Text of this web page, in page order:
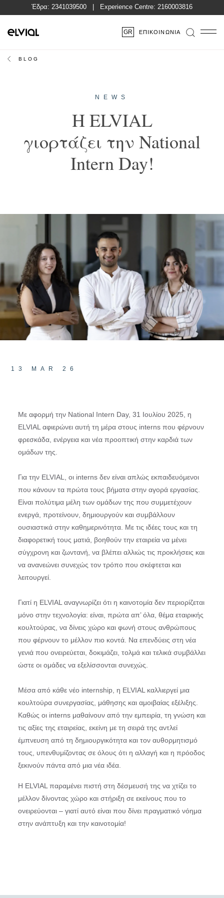
Έδρα: 2341039500 | Experience Centre: 2160003816
GR ΕΠΙΚΟΙΝΩΝΊΑ
BLOG
NEWS
H ELVIAL
γιορτάζει την National
Intern Day!
13 MAR 26
Με αφορμή την National Intern Day, 31 Ιουλίου 2025, η
ELVIAL αφιερώνει αυτή τη μέρα στους interns που φέρνουν
φρεσκάδα, ενέργεια και νέα προοπτική στην καρδιά των
ομάδων της.
Για την ELVIAL, οι interns δεν είναι απλώς εκπαιδευόμενοι
που κάνουν τα πρώτα τους βήματα στην αγορά εργασίας.
Είναι πολύτιμα μέλη των ομάδων της που συμμετέχουν
ενεργά, προτείνουν, δημιουργούν και συμβάλλουν
ουσιαστικά στην καθημερινότητα. Με τις ιδέες τους και τη
διαφορετική τους ματιά, βοηθούν την εταιρεία να μένει
σύγχρονη και ζωντανή, να βλέπει αλλιώς τις προκλήσεις και
να ανανεώνει συνεχώς τον τρόπο που σκέφτεται και
λειτουργεί.
Γιατί η ELVIAL αναγνωρίζει ότι η καινοτομία δεν περιορίζεται
μόνο στην τεχνολογία: είναι, πρώτα απ’ όλα, θέμα εταιρικής
κουλτούρας, να δίνεις χώρο και φωνή στους ανθρώπους
που φέρνουν το μέλλον πιο κοντά. Να επενδύεις στη νέα
γενιά που ονειρεύεται, δοκιμάζει, τολμά και τελικά συμβάλλει
ώστε οι ομάδες να εξελίσσονται συνεχώς.
Μέσα από κάθε νέο internship, η ELVIAL καλλιεργεί μια
κουλτούρα συνεργασίας, μάθησης και αμοιβαίας εξέλιξης.
Καθώς οι interns μαθαίνουν από την εμπειρία, τη γνώση και
τις αξίες της εταιρείας, εκείνη με τη σειρά της αντλεί
έμπνευση από τη δημιουργικότητα και τον αυθορμητισμό
τους, υπενθυμίζοντας σε όλους ότι η αλλαγή και η πρόοδος
ξεκινούν πάντα από μια νέα ιδέα.
Η ELVIAL παραμένει πιστή στη δέσμευσή της να χτίζει το
μέλλον δίνοντας χώρο και στήριξη σε εκείνους που το
ονειρεύονται – γιατί αυτό είναι που δίνει πραγματικό νόημα
στην ανάπτυξη και την καινοτομία!